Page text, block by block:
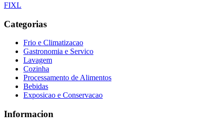
FIXL
Categorias
Frio e Climatizacao
Gastronomia e Servico
Lavagem
Cozinha
Processamento de Alimentos
Bebidas
Exposicao e Conservacao
Informacion